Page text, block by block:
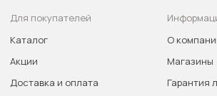
Для покупателей
Каталог
Акции
Доставка и оплата
О
Магазины
Гарантия